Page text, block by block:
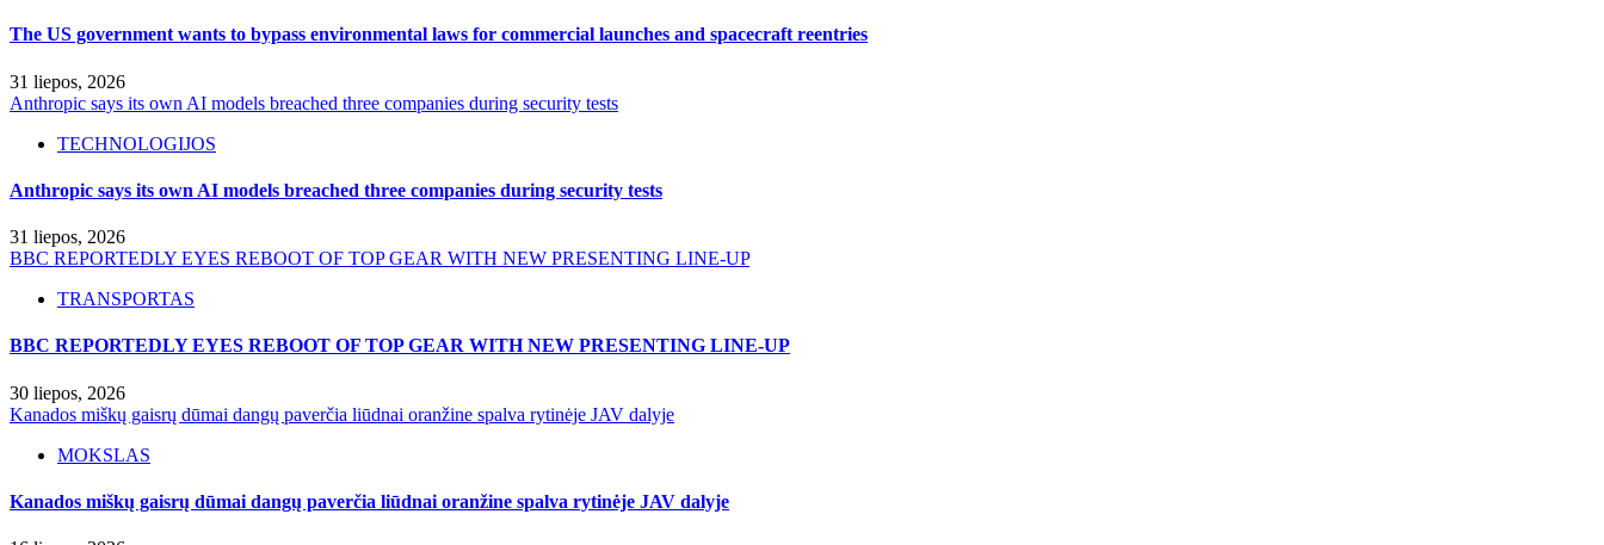
The US government wants to bypass environmental laws for commercial launches and spacecraft reentries
31 liepos, 2026
Anthropic says its own AI models breached three companies during security tests
TECHNOLOGIJOS
Anthropic says its own AI models breached three companies during security tests
31 liepos, 2026
BBC REPORTEDLY EYES REBOOT OF TOP GEAR WITH NEW PRESENTING LINE-UP
TRANSPORTAS
BBC REPORTEDLY EYES REBOOT OF TOP GEAR WITH NEW PRESENTING LINE-UP
30 liepos, 2026
Kanados miškų gaisrų dūmai dangų paverčia liūdnai oranžine spalva rytinėje JAV dalyje
MOKSLAS
Kanados miškų gaisrų dūmai dangų paverčia liūdnai oranžine spalva rytinėje JAV dalyje